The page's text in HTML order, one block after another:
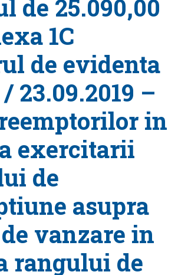
de 25.090,00
1C
de evidenta
23.09.2019 –
in
exercitarii
de
asupra
vanzare in
rangului de